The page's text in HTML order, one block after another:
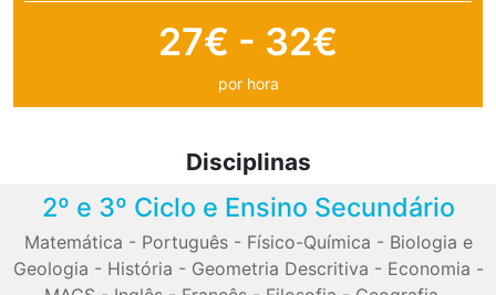
27€ - 32€
por hora
Disciplinas
2º e 3º Ciclo e Ensino Secundário
Matemática - Português- Físico-Química - Biologia e
Geologia - História - Geometria Descritiva - Economia -